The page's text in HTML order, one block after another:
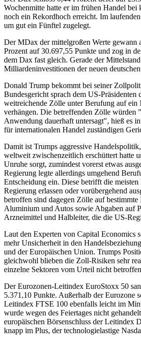
Wochenmitte hatte er im frühen Handel bei
noch ein Rekordhoch erreicht. Im
um gut ein Fünftel zugelegt.
Der MDax der mittelgroßen Werte gewann
Prozent auf 30.697,55 Punkte und zog in
dem Dax fast gleich. Gerade der
Milliardeninvestitionen der neuen
Donald Trump bekommt bei seiner
Bundesgericht sprach dem US-Präsidenten
weitreichende Zölle unter Berufung auf ein
verhängen. Die betreffenden Zölle würden
Anwendung dauerhaft untersagt", hieß es
für internationalen Handel zuständigen
Damit ist Trumps aggressive
weltweit zwischenzeitlich erschüttert hatte
Unruhe sorgt, zumindest vorerst etwas
Regierung legte allerdings umgehend
Entscheidung ein. Diese betrifft die
Regierung erlassen oder vorübergehend
betroffen sind dagegen Zölle auf
Aluminium und Autos sowie Abgaben auf
Arzneimittel und Halbleiter, die die US-
Laut den Experten von Capital Economics
mehr Unsicherheit in den
und der Europäischen Union. Trumps
gleichwohl blieben die Zoll-Risiken sehr
einzelne Sektoren vom Urteil nicht
Der Eurozonen-Leitindex EuroStoxx 50
5.371,10 Punkte. Außerhalb der Eurozone
Leitindex FTSE 100 ebenfalls leicht im
wurde wegen des Feiertages nicht
europäischen Börsenschluss der Leitindex
knapp im Plus, der technologielastige